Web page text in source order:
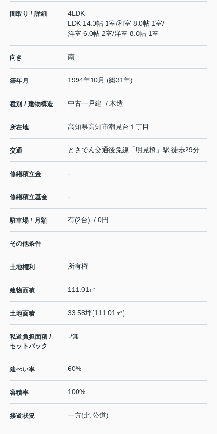
間取り / 詳細
4LDK
LDK 14.0帖 1室/和室 8.0帖 1室/
洋室 6.0帖 2室/洋室 8.0帖 1室
向き 南
築年月 1994年10月 (築31年)
種別 / 建物構造 中古一戸建 / 木造
所在地 高知県高知市潮見台 １丁目
交通 とさでん交通後免線 「明見橋 」駅 徒歩29分
修繕積立金 -
修繕積立基金 -
駐車場 / 月額 有(2台) / 0円
その他条件
土地権利 所有権
建物面積 111.01㎡
土地面積 33.58坪(111.01㎡)
私道負担面積 /
セットバック
-/無
建ぺい率 60%
容積率 100%
接道状況 一方(北 公道)